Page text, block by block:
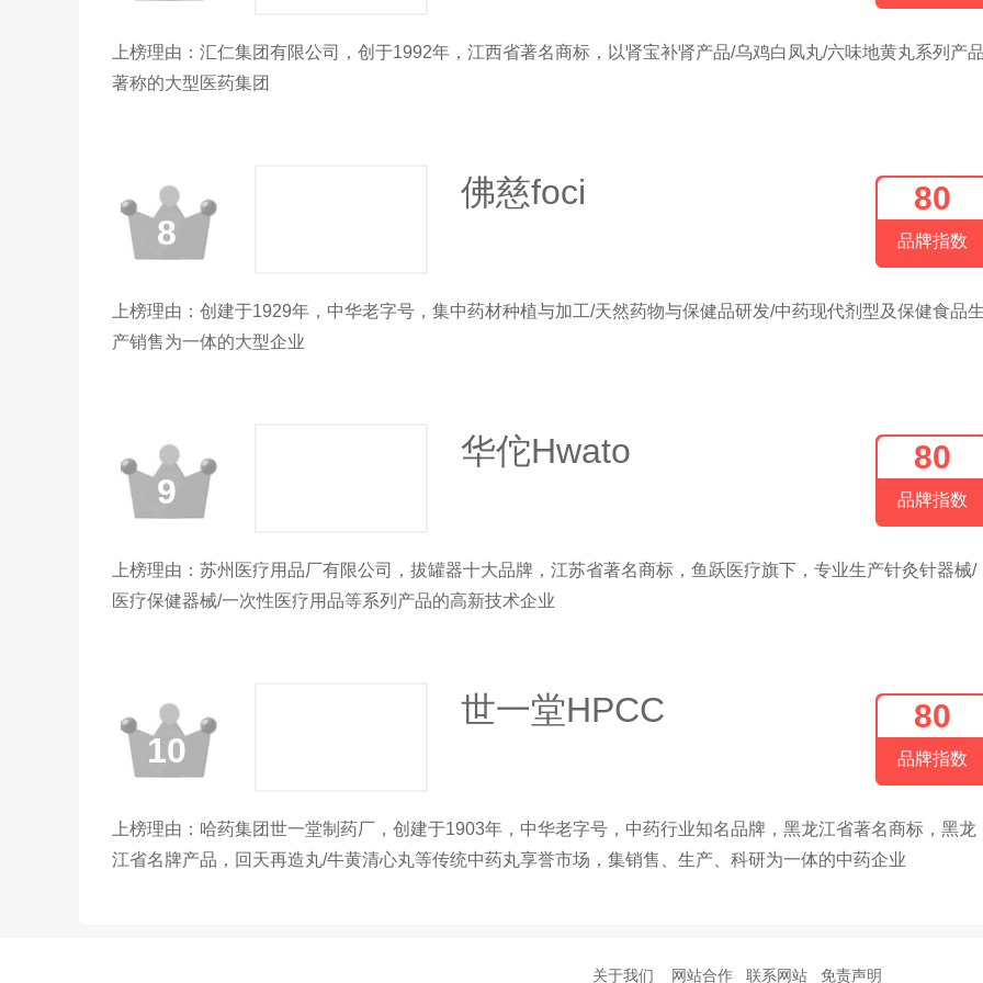
上榜理由：汇仁集团有限公司，创于1992年，江西省著名商标，以肾宝补肾产品/乌鸡白凤丸/六味地黄丸系列产
著称的大型医药集团
8
佛慈foci 80
品牌指数
上榜理由：创建于1929年，中华老字号，集中药材种植与加工/天然药物与保健品研发/中药现代剂型及保健食品
产销售为一体的大型企业
9
华佗Hwato 80
品牌指数
上榜理由：苏州医疗用品厂有限公司，拔罐器十大品牌，江苏省著名商标，鱼跃医疗旗下，专业生产针灸针器械/
医疗保健器械/一次性医疗用品等系列产品的高新技术企业
10
世一堂HPCC 80
品牌指数
上榜理由：哈药集团世一堂制药厂，创建于1903年，中华老字号，中药行业知名品牌，黑龙江省著名商标，黑龙
江省名牌产品，回天再造丸/牛黄清心丸等传统中药丸享誉市场，集销售、生产、科研为一体的中药企业
关于我们 网站合作 联系网站 免责声明